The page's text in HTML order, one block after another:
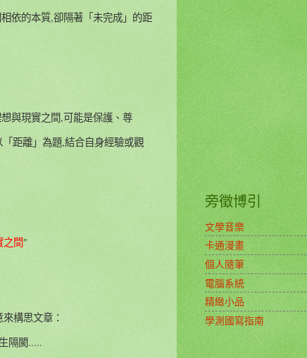
依的本質,卻隔著「未完成」的距
與現實之間,可能是保護、尊
距離」為題,結合自身經驗或觀
之間"
構思文章：
隔閡.....
旁徵博引
文學音樂
卡通漫畫
個人隨筆
電腦系統
精緻小品
學測國寫指南